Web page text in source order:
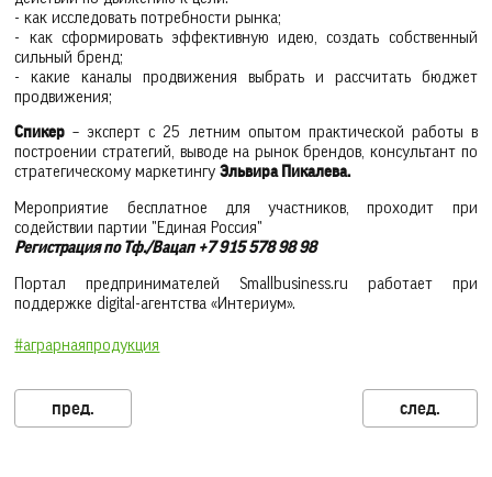
- как исследовать потребности рынка;
- как сформировать эффективную идею, создать собственный
сильный бренд;
- какие каналы продвижения выбрать и рассчитать бюджет
продвижения;
Спикер – эксперт с 25 летним опытом практической работы в
построении стратегий, выводе на рынок брендов, консультант по
стратегическому маркетингуЭльвира Пикалева.
Мероприятие бесплатное для участников, проходит при
содействии партии "Единая Россия"
Регистрация по Тф./Вацап +7 915 578 98 98
Портал предпринимателей Smallbusiness.ru работает при
поддержке digital-агентства «Интериум».
#аграрнаяпродукция